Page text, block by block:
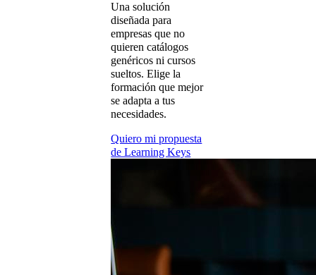
Una solución
diseñada para
empresas que no
quieren catálogos
genéricos ni cursos
sueltos. Elige la
formación que mejor
se adapta a tus
necesidades.
Quiero mi propuesta
de Learning Keys